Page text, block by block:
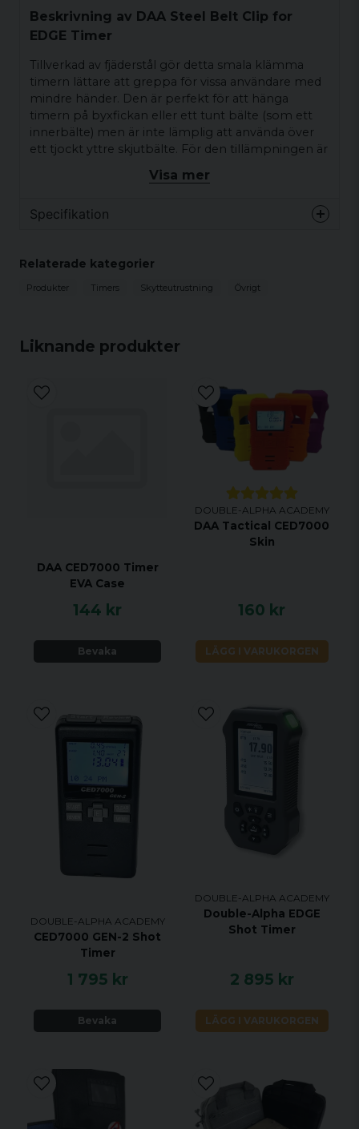
Liknande produkter
DAA CED7000 Timer
EVA Case
144 kr
Bevaka
DOUBLE-ALPHA ACADEMY
DAA Tactical CED7000
Skin
160 kr
LÄGG I VARUKORGEN
DOUBLE-ALPHA ACADEMY
CED7000 GEN-2 Shot
Timer
1 795 kr
Bevaka
DOUBLE-ALPHA ACADEMY
Double-Alpha EDGE
Shot Timer
2 895 kr
LÄGG I VARUKORGEN
Beskrivning av DAA Steel Belt Clip for
EDGE Timer
Tillverkad av fjäderstål gör detta smala klämma
timern lättare att greppa för vissa användare med
mindre händer. Den är perfekt för att hänga
timern på byxfickan eller ett tunt bälte (som ett
innerbälte) men är inte lämplig att använda över
ett tjockt yttre skjutbälte. För den tillämpningen är
Visa mer
Specifikation
Shot Timer-klippet
Passar bättre för vissa mindre händer
Relaterade kategorier
Produkter Timers Skytteutrustning Övrigt